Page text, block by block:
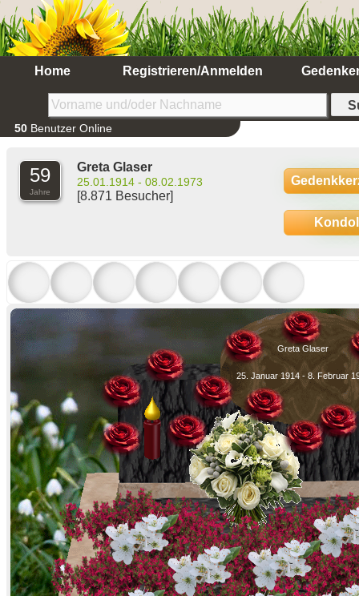
Home Registrieren/Anmelden
50 Benutzer Online
59
Jahre
Greta Glaser
25.01.1914 - 08.02.1973
[8.871 Besucher]
Greta Glaser
25. Januar 1914 - 8. Februar